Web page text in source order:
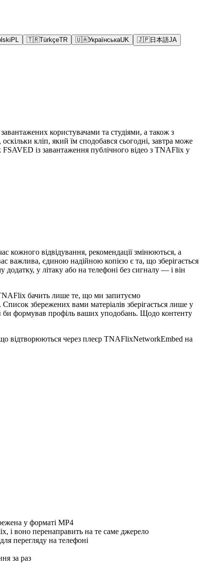
PL 🇹🇷TürkçeTR 🇺🇦УкраїнськаUK 🇯🇵日本語JA
користувачами та студіями, а також з
кліп, який їм сподобався сьогодні, завтра може
із завантаження публічного відео з TNAFlix у
кожного відвідування, рекомендації змінюються, а
важлива, єдиною надійною копією є та, що зберігається
у літаку або на телефоні без сигналу — і він
бачить лише те, що ми запитуємо
збережених вами матеріалів зберігається лише у
би формував профіль ваших уподобань. Щодо контенту
відтворюються через плеєр TNAFlixNetworkEmbed на
у форматі MP4
і воно перенаправить на те саме джерело
перегляду на телефоні
за раз